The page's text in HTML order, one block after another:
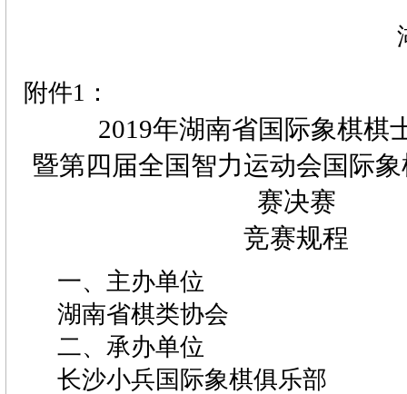
附件1 ：
2019年湖南省国际象棋棋
暨第四届全国智力运动会国际
赛决赛
竞赛规程
一、主办单位
湖南省棋类协会
二、承办单位
长沙小兵国际象棋俱乐部